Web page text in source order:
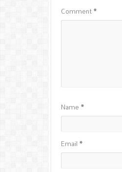
Comment*
Name*
Email*